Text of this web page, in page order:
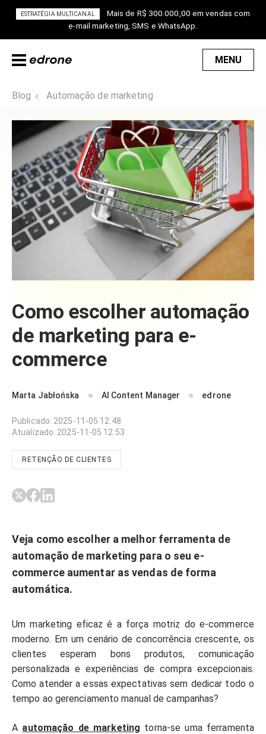
ESTRATÉGIA MULTICANAL
Mais de R$ 300.000,00 em vendas com
e-mail marketing, SMS e WhatsApp.
MENU
Blog Automação de marketing
Como escolher automação
de marketing para e-
commerce
Marta Jabłońska AI Content Manager edrone
Publicado: 2025-11-05 12:48
Atualizado: 2025-11-05 12:53
RETENÇÃO DE CLIENTES
Veja como escolher a melhor ferramenta de
automação de marketing para o seu e-
commerce aumentar as vendas de forma
automática.
Um marketing eficaz é a força motriz do e-commerce
moderno. Em um cenário de concorrência crescente, os
clientes esperam bons produtos, comunicação
personalizada e experiências de compra excepcionais.
Como atender a essas expectativas sem dedicar todo o
tempo ao gerenciamento manual de campanhas?
A automação de marketing torna-se uma ferramenta